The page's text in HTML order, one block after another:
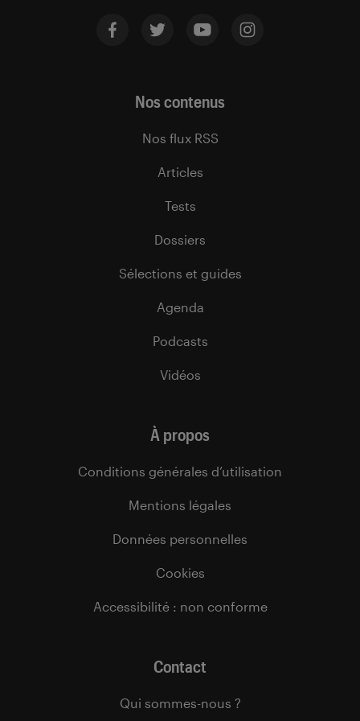
Nos contenus
Nos flux RSS
Articles
Tests
Dossiers
Sélections et guides
Agenda
Podcasts
Vidéos
À propos
Conditions générales d’utilisation
Mentions légales
Données personnelles
Cookies
Accessibilité : non conforme
Contact
Qui sommes-nous ?